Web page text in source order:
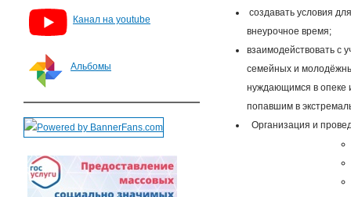
создавать условия
внеурочное время;
взаимодействовать с
семейных и
нуждающимся в опеке
попавшим в
Организация и
Канал на youtube
Альбомы